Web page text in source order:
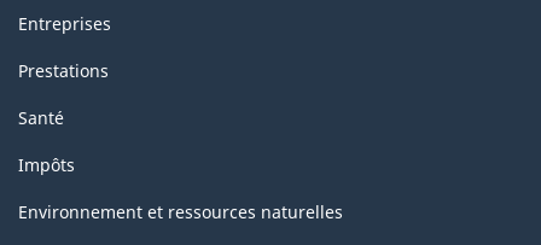
Entreprises
Prestations
Santé
Impôts
Environnement et ressources naturelles